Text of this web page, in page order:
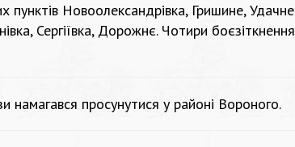
пунктів Новоолександрівка, Гришине, Удачне
Сергіївка, Дорожнє. Чотири боєзіткнення
намагався просунутися у районі Вороного.